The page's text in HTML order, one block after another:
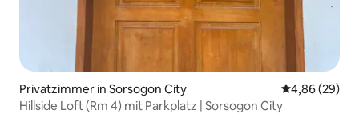
Privatzimmer in Sorsogon City
4,86 (29)
Hillside Loft (Rm 4) mit Parkplatz | Sorsogon City